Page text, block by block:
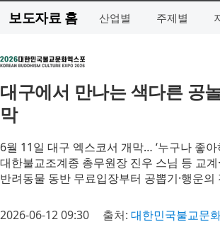
보도자료 홈 산업별 주제별
대구에서 만나는 색다른 공
막
6월 11일 대구 엑스코서 개막… ‘누구나 좋
대한불교조계종 총무원장 진우 스님 등 교
반려동물 동반 무료입장부터 공뽑기·행운
2026-06-12 09:30 출처: 대한민국불교문